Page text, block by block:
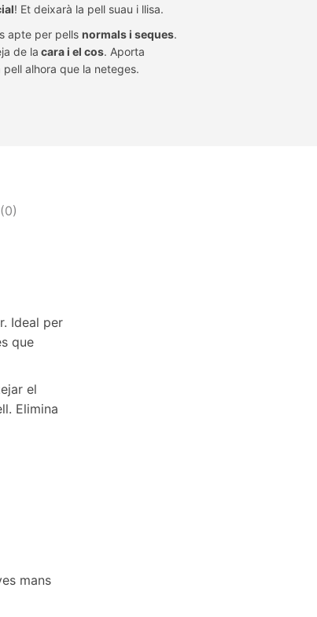
! Et deixarà la pell suau i llisa.
apte per pellsnormals i seques.
de la cara i el cos. Aporta
pell alhora que la neteges.
Ideal per
que
el
Elimina
mans